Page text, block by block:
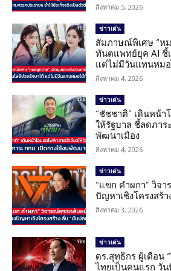
สิงหาคม 5, 2026
ข่าวเด่น
สัมภาษณ์พิเศษ “ห
ทันตแพทย์ยุค AI ชี้
แต่ไม่มีวันแทนหม
สิงหาคม 4, 2026
ข่าวเด่น
“ชัชชาติ” เดินหน้า
ให้รัฐบาล ชี้ลดภาร
พัฒนาเมือง
สิงหาคม 4, 2026
ข่าวเด่น
“แขก คำผกา” วิจ
ปัญหาเชิงโครงสร้
สิงหาคม 3, 2026
ข่าวเด่น
ดร.สุทธิกร ผู้เตือน
ไทยเป็นคนแรก วัน